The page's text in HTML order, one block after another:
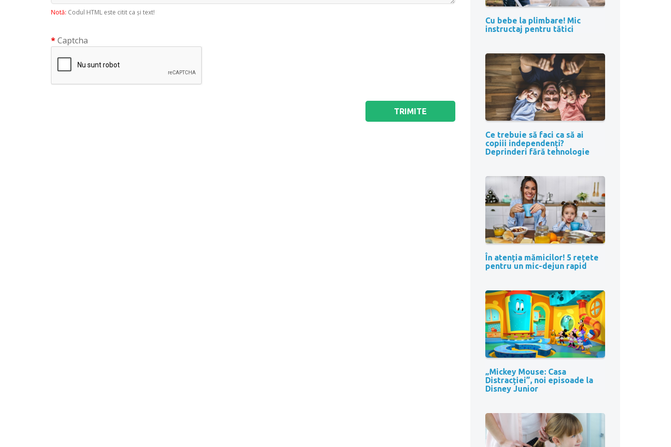
Notă: Codul HTML este citit ca şi text!
Captcha
TRIMITE
Cu bebe la plimbare! Mic
instructaj pentru tătici
Ce trebuie să faci ca să ai
copiii independenți?
Deprinderi fără tehnologie
În atenția mămicilor! 5 rețete
pentru un mic-dejun rapid
„Mickey Mouse: Casa
Distracției”, noi episoade la
Disney Junior